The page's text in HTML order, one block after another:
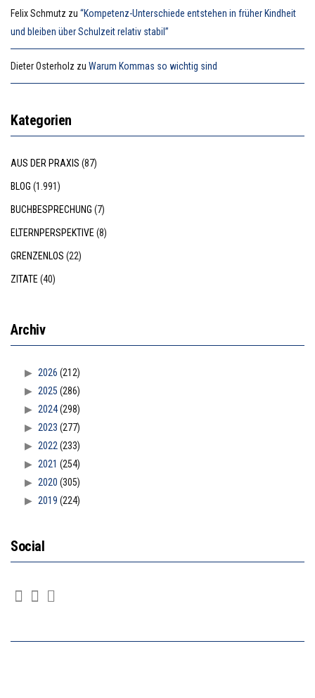
Felix Schmutz zu “Kompetenz-Unterschiede entstehen in früher Kindheit
und bleiben über Schulzeit relativ stabil”
Dieter Osterholz zu Warum Kommas so wichtig sind
Kategorien
AUS DER PRAXIS (87)
BLOG (1.991)
BUCHBESPRECHUNG (7)
ELTERNPERSPEKTIVE (8)
GRENZENLOS (22)
ZITATE (40)
Archiv
2026 (212)
2025 (286)
2024(298)
2023 (277)
2022 (233)
2021 (254)
2020 (305)
2019 (224)
Social